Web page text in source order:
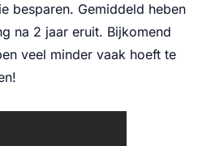
besparen. Gemiddeld heben
na 2 jaar eruit. Bijkomend
veel minder vaak hoeft te